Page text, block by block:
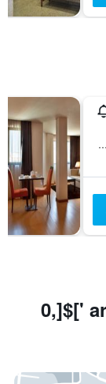
Rua Jau 54, لشبونة, محافظة لشبونة, البرتغال
استكشف$[0, article:'genitive ']$[0,